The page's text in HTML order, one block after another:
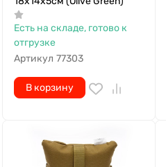
Есть на складе, готово к
отгрузке
Артикул 77303
В корзину